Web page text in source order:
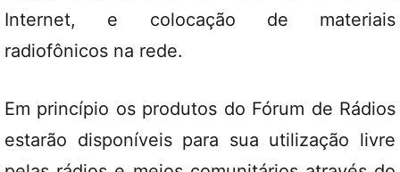
Internet, e colocação de materiais
radiofônicos na rede.
Em princípio os produtos do Fórum de Rádios
estarão disponíveis para sua utilização livre